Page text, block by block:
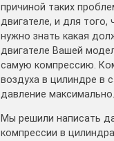
причиной таких
двигателе, и для
нужно знать какая
двигателе Вашей
самую компрессию.
воздуха в цилиндре в
давление максимально.
Мы решили написать
компрессии в